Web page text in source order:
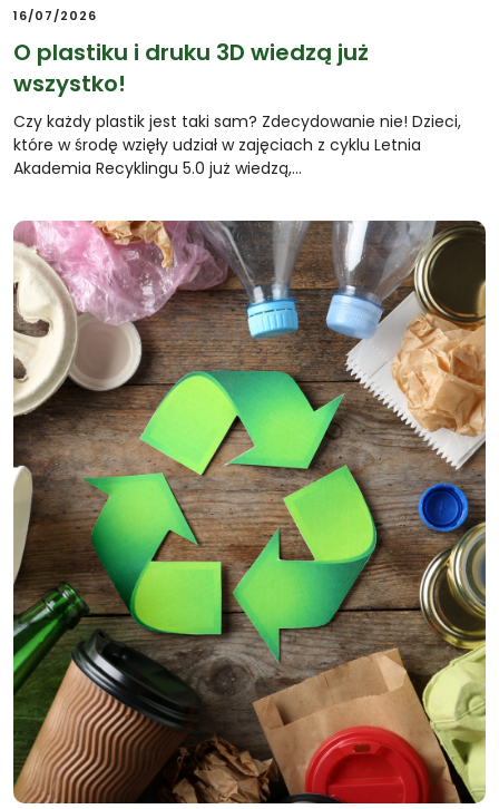
16/07/2026
O plastiku i druku 3D wiedzą już
wszystko!
Czy każdy plastik jest taki sam? Zdecydowanie nie! Dzieci,
które w środę wzięły udział w zajęciach z cyklu Letnia
Akademia Recyklingu 5.0 już wiedzą,…